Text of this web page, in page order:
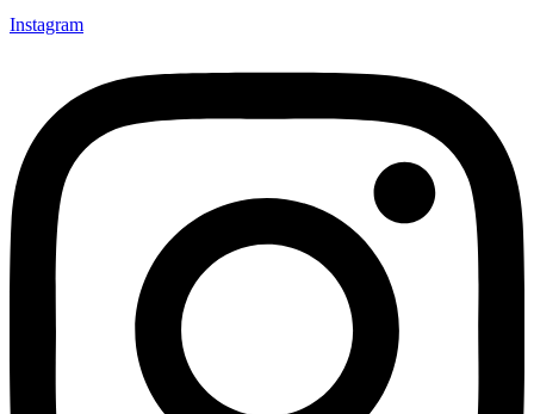
Instagram